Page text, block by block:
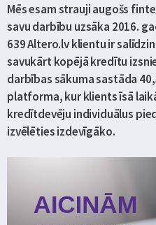
Mēs esam strauji augošs
savu darbību uzsāka 2016.
639 Altero.lv klientu ir
savukārt kopējā kredītu
darbības sākuma sastāda
platforma, kur klients īsā
kredītdevēju individuālus
izvēlēties izdevīgāko.